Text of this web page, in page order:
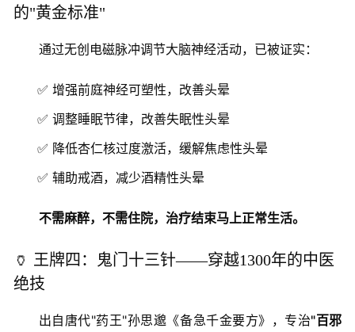
的"黄金标准"
通过无创电磁脉冲调节大脑神经活动，已被证实：
✅ 增强前庭神经可塑性，改善头晕
✅ 调整睡眠节律，改善失眠性头晕
✅ 降低杏仁核过度激活，缓解焦虑性头晕
✅ 辅助戒酒，减少酒精性头晕
不需麻醉，不需住院，治疗结束马上正常生活。
🏺 王牌四：鬼门十三针——穿越1300年的中医
绝技
出自唐代"药王"孙思邈《备急千金要方》，专治"百邪